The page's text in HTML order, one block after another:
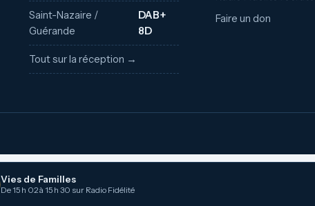
Saint-Nazaire /
Guérande
DAB+
8D
Tout sur la réception →
Faire un don
Vies de Familles
De 15 h 02 à 15 h 30 sur Radio Fidélité